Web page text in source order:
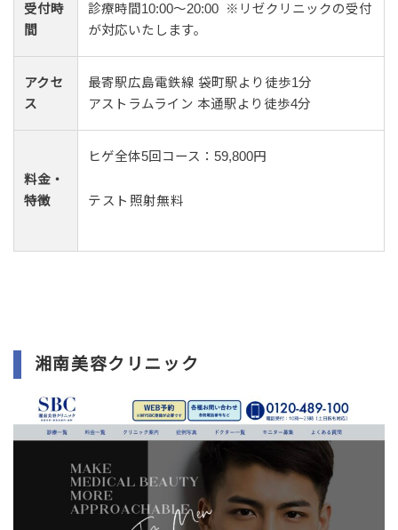
受付時
間
診療時間10:00～20:00 ※リゼクリニックの受付
が対応いたします。
アクセ
ス
最寄駅広島電鉄線 袋町駅より徒歩1分
アストラムライン 本通駅より徒歩4分
料金・
特徴
ヒゲ全体5回コース：59,800円
テスト照射無料
湘南美容クリニック